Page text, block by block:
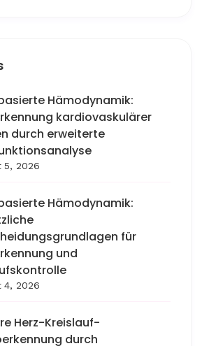
Hämodynamik:
kardiovaskulärer
durch erweiterte
5, 2026
Hämodynamik:
für
und
4, 2026
Herz-Kreislauf-
durch